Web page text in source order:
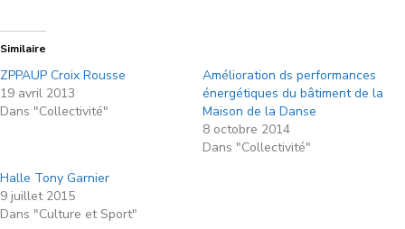
Similaire
ZPPAUP Croix Rousse
19 avril 2013
Dans "Collectivité"
Amélioration ds performances
énergétiques du bâtiment de la
Maison de la Danse
8 octobre 2014
Dans "Collectivité"
Halle Tony Garnier
9 juillet 2015
Dans "Culture et Sport"